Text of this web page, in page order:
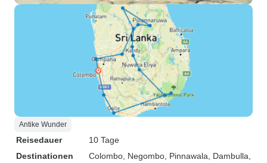
Antike Wunder
Reisedauer
10 Tage
Destinationen
Colombo , Negombo , Pinnawala , Dambulla